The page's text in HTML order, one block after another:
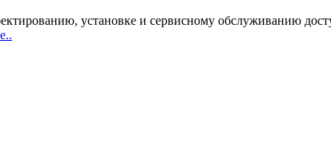
установке и сервисному обслуживанию